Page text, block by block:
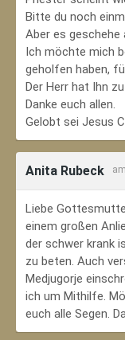
Bitte du noch
Aber es geschehe
Ich möchte mich
geholfen haben,
Der Herr hat Ihn
Danke euch allen.
Gelobt sei Jesus
Anita Rubeck
Liebe
einem großen
der schwer krank
zu beten. Auch
Medjugorje
ich um Mithilfe.
euch alle Segen.